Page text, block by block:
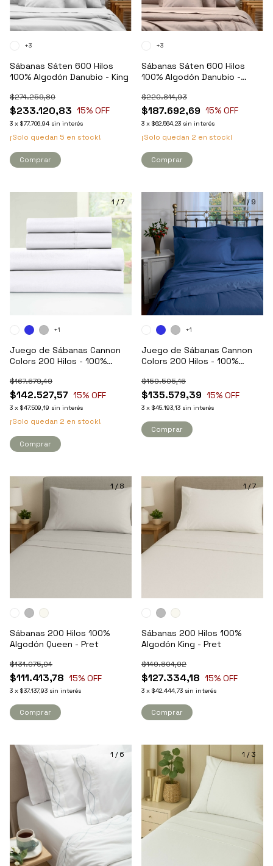
Sábanas Sáten 600 Hilos
100% Algodón Danubio - King
$233.120,83
$274.259,80
15% OFF
3 x $77.706,94 sin interés
¡Solo quedan 5 en stock!
+3
Comprar
Sábanas Sáten 600 Hilos
100% Algodón Danubio -
$187.692,69
$220.814,93
15% OFF
3 x $62.564,23 sin interés
¡Solo quedan 2 en stock!
+3
Comprar
1/7
Juego de Sábanas Cannon
Colors 200 Hilos - 100%
$142.527,57
$167.679,49
15% OFF
3 x $47.509,19 sin interés
¡Solo quedan 2 en stock!
+1
Comprar
1/9
Juego de Sábanas Cannon
Colors 200 Hilos - 100%
$135.579,39
$159.505,16
15% OFF
3 x $45.193,13 sin interés
+1
Comprar
1 /8
Sábanas 200 Hilos 100%
Algodón Queen - Pret
$111.413,78
$131.075,04
15% OFF
3 x $37.137,93 sin interés
Comprar
1 /7
Sábanas 200 Hilos 100%
Algodón King - Pret
$127.334,18
$149.804,92
15% OFF
3 x $42.444,73 sin interés
Comprar
1 /6 1 /3